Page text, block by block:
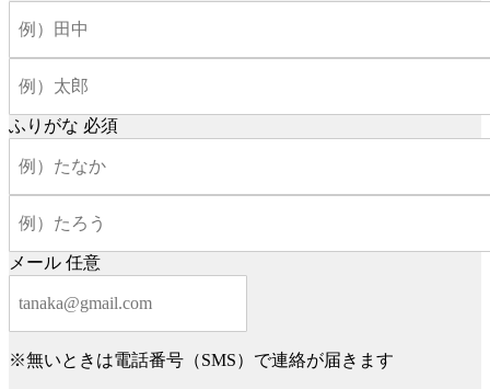
ふりがな 必須
メール 任意
※無いときは電話番号（SMS）で連絡が届きます